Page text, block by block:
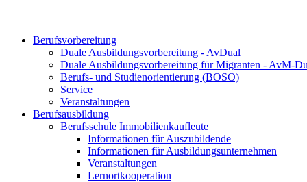
Berufsvorbereitung
Duale Ausbildungsvorbereitung - AvDual
Duale Ausbildungsvorbereitung für Migranten - AvM-
Berufs- und Studienorientierung (BOSO)
Service
Veranstaltungen
Berufsausbildung
Berufsschule Immobilienkaufleute
Informationen für Auszubildende
Informationen für Ausbildungsunternehmen
Veranstaltungen
Lernortkooperation